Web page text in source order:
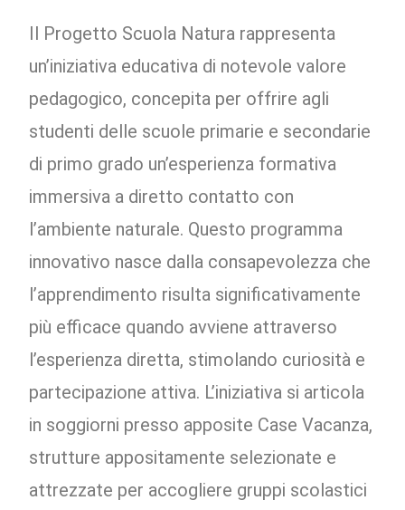
Il Progetto Scuola Natura rappresenta
un’iniziativa educativa di notevole valore
pedagogico, concepita per offrire agli
studenti delle scuole primarie e secondarie
di primo grado un’esperienza formativa
immersiva a diretto contatto con
l’ambiente naturale. Questo programma
innovativo nasce dalla consapevolezza che
l’apprendimento risulta significativamente
più efficace quando avviene attraverso
l’esperienza diretta, stimolando curiosità e
partecipazione attiva. L’iniziativa si articola
in soggiorni presso apposite Case Vacanza,
strutture appositamente selezionate e
attrezzate per accogliere gruppi scolastici